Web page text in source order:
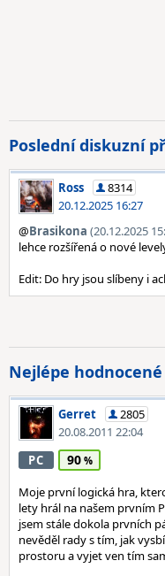
Poslední diskuzní
Ross
8314
20.12.2025 16:27
@Brasikona (20.12.2025
lehce rozšířená o nové
Edit: Do hry jsou slíbeny i
Nejlépe
Gerret
2805
20.08.2011 22:04
PC 90
Moje první logická hra,
lety hrál na našem prvním
jsem stále dokola prvních
nevěděl rady s tím, jak
prostoru a vyjet ven tím